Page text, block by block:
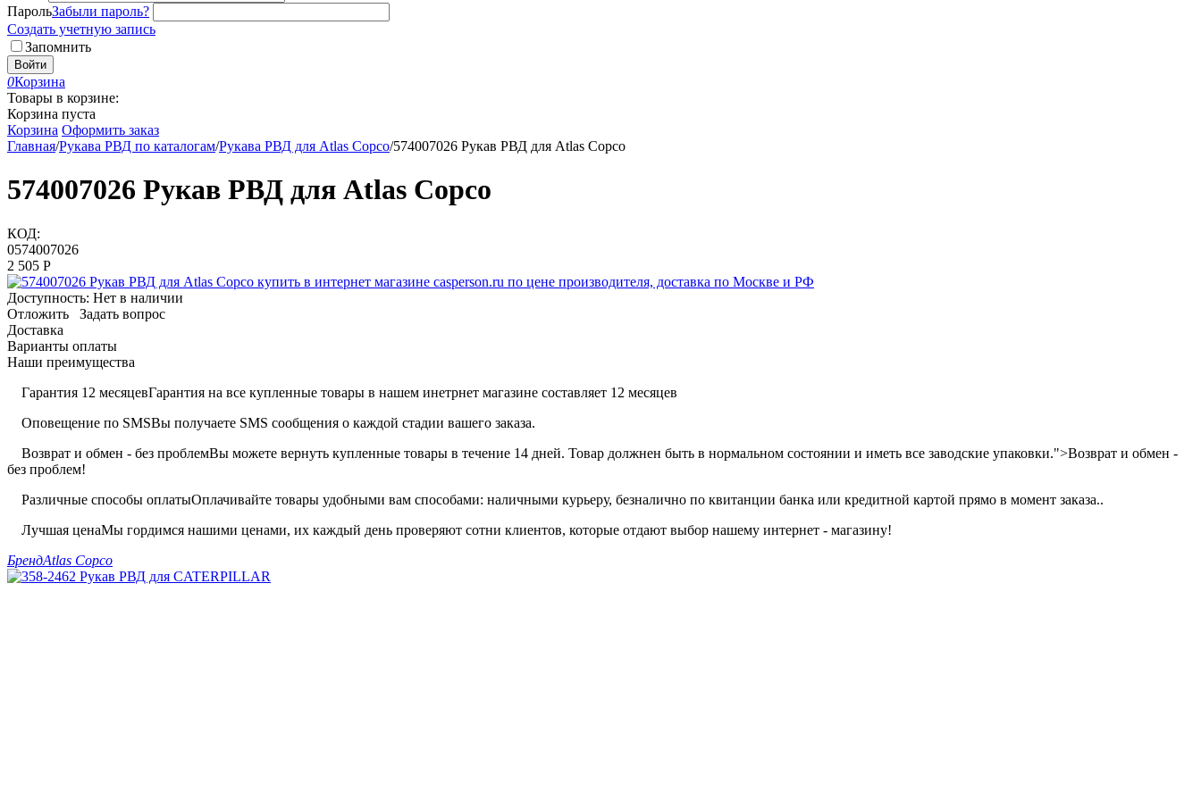
ПарольЗабыли пароль?
Создать учетную запись
Запомнить
Войти
0Корзина
Товары в корзине:
Корзина пуста
Корзина Оформить заказ
Главная/Рукава РВД по каталогам/Рукава РВД для Atlas Copco/574007026 Рукав РВД для Atlas Copco
574007026 Рукав РВД для Atlas Copco
КОД:
0574007026
2 505 Р
Доступность: Нет в наличии
Отложить
Задать вопрос
Доставка
Варианты оплаты
Наши преимущества
Гарантия 12 месяцевГарантия на все купленные товары в нашем инетрнет магазине составляет 12 месяцев
Оповещение по SMSВы получаете SMS сообщения о каждой стадии вашего заказа.
Возврат и обмен - без проблемВы можете вернуть купленные товары в течение 14 дней. Товар должнен быть в нормальном состоянии и иметь все заводские упаковки.">Возврат и обмен -
без проблем!
Различные способы оплатыОплачивайте товары удобными вам способами: наличными курьеру, безналично по квитанции банка или кредитной картой прямо в момент заказа..
Лучшая ценаМы гордимся нашими ценами, их каждый день проверяют сотни клиентов, которые отдают выбор нашему интернет - магазину!
БрендAtlas Copco